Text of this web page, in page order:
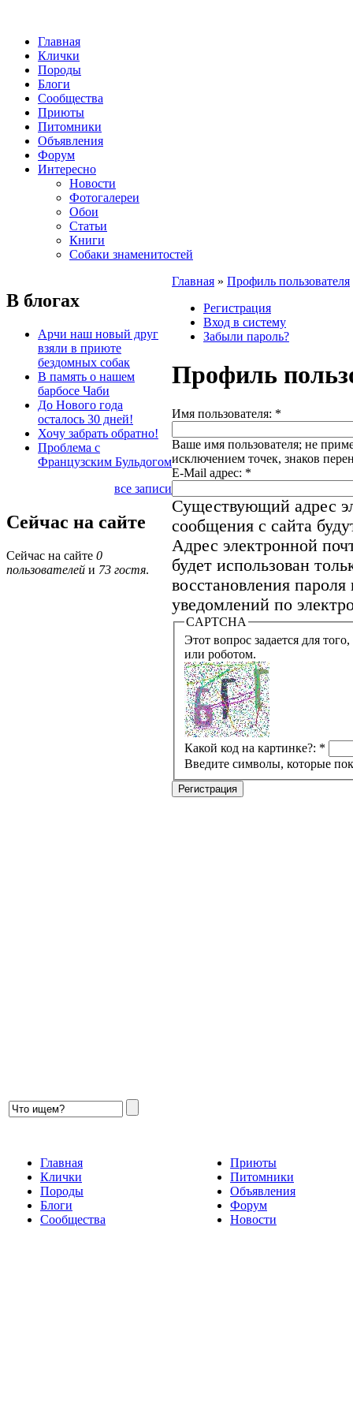
Главная
Клички
Породы
Блоги
Сообщества
Приюты
Питомники
Объявления
Форум
Интересно
Новости
Фотогалереи
Обои
Статьи
Книги
Собаки знаменитостей
В блогах
Арчи наш новый друг
взяли в приюте
бездомных собак
В память о нашем
барбосе Чаби
До Нового года
осталось 30 дней!
Хочу забрать обратно!
Проблема с
Французским Бульдогом
все записи
Сейчас на сайте
Сейчас на сайте 0
пользователей и 73 гостя.
Главная » Профиль пользователя
Регистрация
Вход в систему
Забыли пароль?
Профиль
Имя пользователя: *
Ваше имя пользователя; не
исключением точек, знаков
E-Mail адрес: *
Существующий адрес
сообщения с сайта
Адрес электронной
будет использован
восстановления
уведомлений по
CAPTCHA
Этот вопрос задается для того,
или роботом.
Какой код на картинке?: *
Введите символы, которые
Главная
Клички
Породы
Блоги
Сообщества
Приюты
Питомники
Объявления
Форум
Новости